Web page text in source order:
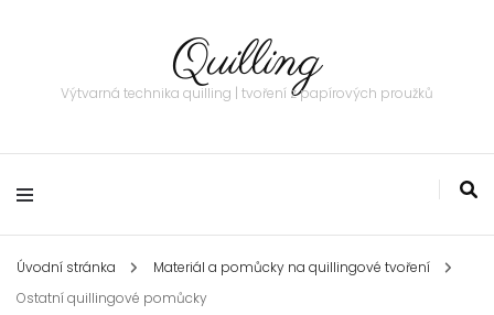
Quilling
Výtvarná technika quilling | tvoření z papírových proužků
Úvodní stránka
Materiál a pomůcky na quillingové tvoření
Ostatní quillingové pomůcky